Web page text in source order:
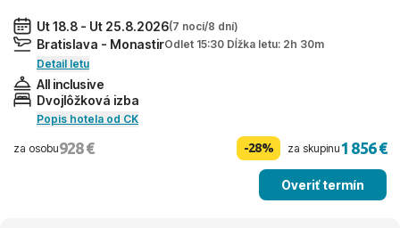
Ut 18.8 - Ut 25.8.2026(7 nocí/8 dní)
Bratislava - MonastirOdlet 15:30 Dĺžka letu: 2h 30m
Detail letu
All inclusive
Dvojlôžková izba
Popis hotela od CK
za osobu928 € -28% za skupinu1 856 €
Overiť termín